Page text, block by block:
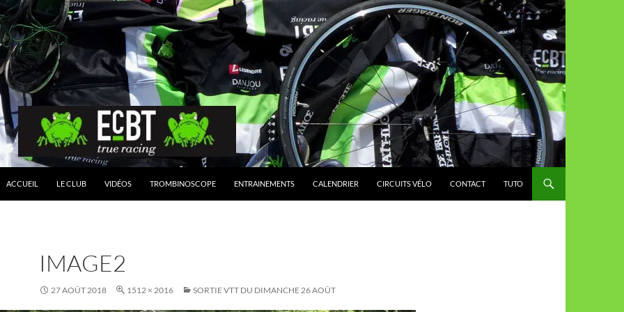
ACCUEIL LE CLUB VIDÉOS TROMBINOSCOPE ENTRAINEMENTS CALENDRIER CIRCUITS VÉLO CONTACT TUTO
IMAGE2
27 AOÛT 2018 1512 × 2016 SORTIE VTT DU DIMANCHE 26 AOÛT